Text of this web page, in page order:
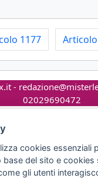
1177
-
02029690472
cookies essenziali
base del sito e cookies
gli utenti